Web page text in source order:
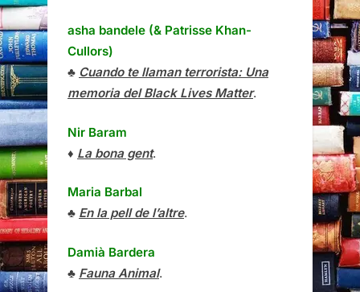
asha bandele (& Patrisse Khan-
Cullors)
♣ Cuando te llaman terrorista: Una
memoria del Black Lives Matter.
Nir Baram
♦ La bona gent.
Maria Barbal
♣ En la pell de l’altre.
Damià Bardera
♣ Fauna Animal.